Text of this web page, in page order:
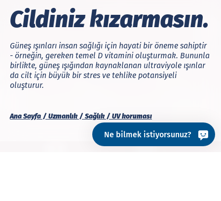
Ana Sayfa Uzmanlık Sağlık UV koruması
Cildiniz kızarmasın.
Güneş ışınları insan sağlığı için hayati bir öneme sahiptir
- örneğin, gereken temel D vitamini oluşturmak. Bununla
birlikte, güneş ışığından kaynaklanan ultraviyole ışınlar
da cilt için büyük bir stres ve tehlike potansiyeli
oluşturur.
Ne bilmek istiyorsunuz?